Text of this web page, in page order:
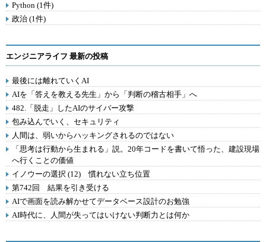
Python (1件)
政治 (1件)
エンジニアライフ 最新の投稿
最後には離れていくAI
AIを「答えを教える先生」から「判断の稽古相手」へ
482.「脱走」したAIのサイバー攻撃
包み込んでいく、セキュリティ
人間は、弱いからハッキングされるのではない
「思考は行動から生まれる」説。20年コードを書いて悟った、建設現場
へ行くことの価値
イノウーの選択 (12) 慣れない立ち位置
第742回 結果を引き受ける
AIで画面を読み解かせてデータベース設計のお勉強
AI時代に、人間が失ってはいけない判断力とは何か